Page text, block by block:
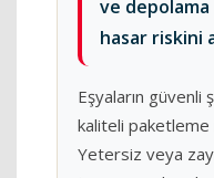
ve depolama
hasar riskini
Eşyaların güvenli
kaliteli paketleme
Yetersiz veya